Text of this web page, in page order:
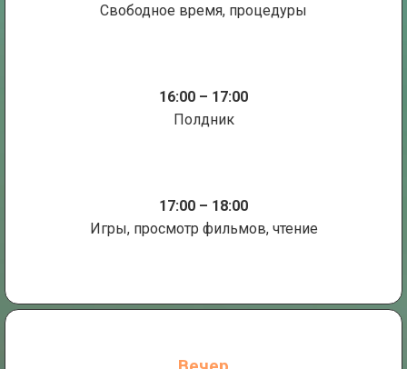
Свободное время, процедуры
16:00 – 17:00
Полдник
17:00 – 18:00
Игры, просмотр фильмов, чтение